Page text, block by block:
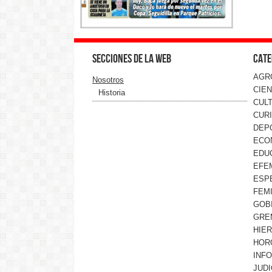
Secciones de la web
Nosotros
Historia